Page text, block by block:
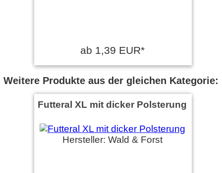
ab 1,39 EUR*
Weitere Produkte aus der gleichen Kategorie:
Futteral XL mit dicker Polsterung
Hersteller: Wald & Forst